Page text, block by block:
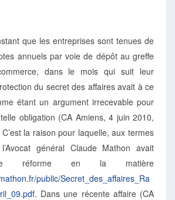
que les entreprises sont tenues de
annuels par voie de dépôt au greffe
dans le mois qui suit leur
du secret des affaires avait à ce
étant un argument irrecevable pour
telle obligation (CA Amiens, 4 juin 2010,
la raison pour laquelle, aux termes
général Claude Mathon avait
réforme en la matière
public/Secret_des_affaires_Ra
. Dans une récente affaire (CA